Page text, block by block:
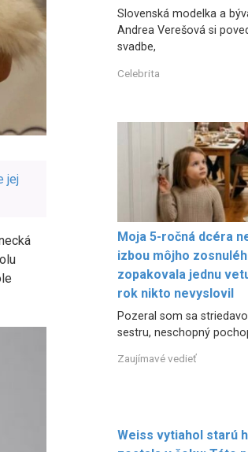
jej
Slovenská modelka a
Andrea Verešová si
svadbe,
Celebrita
Moja 5-ročná dcéra
izbou môjho
zopakovala jednu
rok nikto nevyslovil
Pozeral som sa
sestru, neschopný
Zaujímavé vedieť
Weiss vytiahol starú